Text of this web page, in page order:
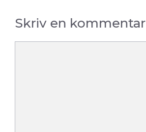
Skriv en kommentar